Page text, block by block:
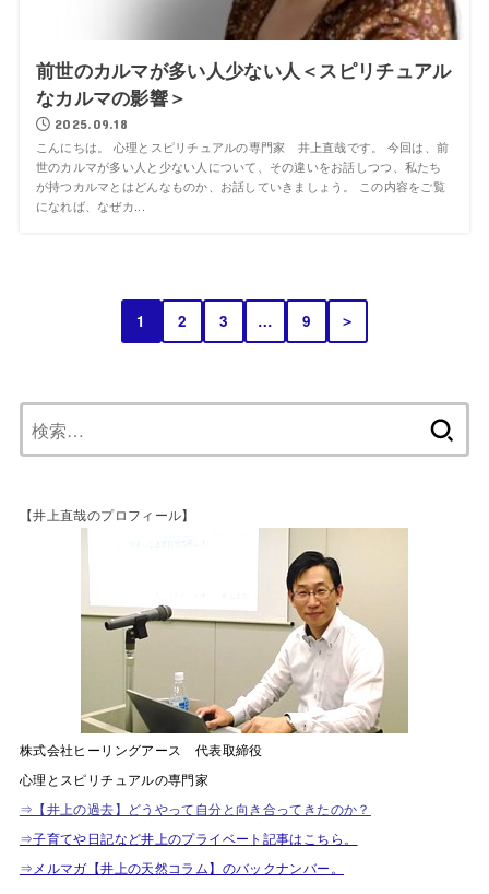
前世のカルマが多い人少ない人＜スピリチュアル
なカルマの影響＞
2025.09.18
こんにちは。 心理とスピリチュアルの専門家 井上直哉です。 今回は、前
世のカルマが多い人と少ない人について、その違いをお話しつつ、私たち
が持つカルマとはどんなものか、お話していきましょう。 この内容をご覧
になれば、なぜカ...
1 2 3 … 9 ＞
【井上直哉のプロフィール】
株式会社ヒーリングアース 代表取締役
心理とスピリチュアルの専門家
⇒【井上の過去】どうやって自分と向き合ってきたのか？
⇒子育てや日記など井上のプライベート記事はこちら。
⇒メルマガ【井上の天然コラム】のバックナンバー。